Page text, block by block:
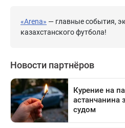
«Arena» — главные события,
казахстанского футбола!